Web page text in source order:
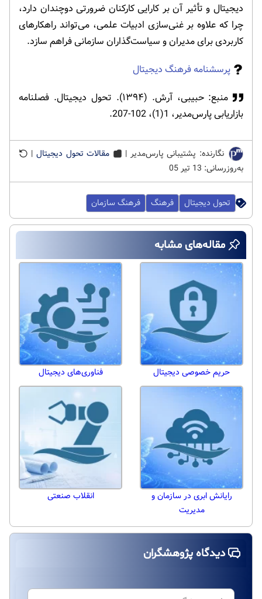
دیجیتال و تأثیر آن بر کارایی کارکنان ضرورتی دوچندان دارد،
چرا که علاوه بر غنی‌سازی ادبیات علمی، می‌تواند راهکارهای
کاربردی برای مدیران و سیاست‌گذاران سازمانی فراهم سازد.
پرسشنامه فرهنگ دیجیتال
منبع: حبیبی، آرش. (۱۳۹۴). تحول دیجیتال. فصلنامه
بازاریابی پارس‌مدیر، 1(1)، 102-207.
نگارنده: پشتیبانی پارس‌مدیر | مقالات تحول دیجیتال|
به‌روزرسانی: 13 تیر 05
تحول دیجیتال فرهنگ فرهنگ سازمان
مقاله‌های مشابه
حریم خصوصی دیجیتال فناوری‌های دیجیتال
رایانش ابری در سازمان و
مدیریت
انقلاب صنعتی
دیدگاه پژوهشگران